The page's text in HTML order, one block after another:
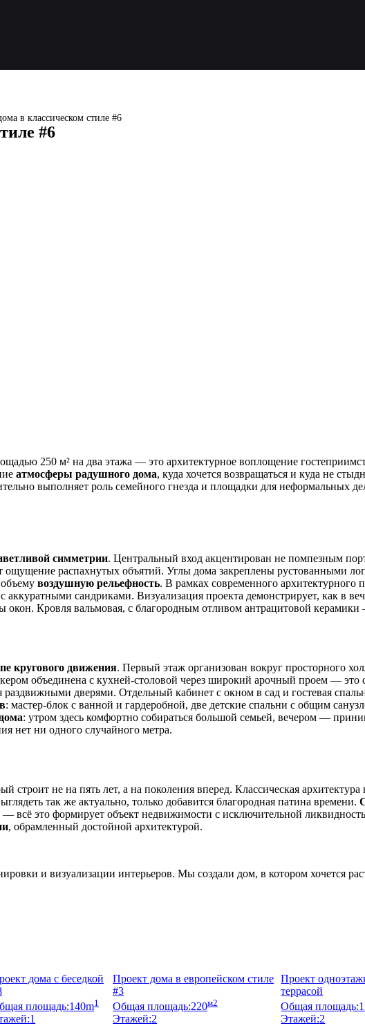
в классическом стиле #6
#6
250 м² на два этажа — это архитектурное воплощение
атмосферы радушного дома, куда хочется возвращаться и куда не
выполняет роль семейного гнезда и площадки для неформальных
симметрии. Центральный вход акцентирован не помпезным
распахнутых объятий. Углы дома закреплены рустованными
воздушную рельефность. В рамках современного архитектурного
сандриками. Визуализация проекта демонстрирует, как в
окон. Кровля вальмовая, с благородным отливом антрацитовой
кругового движения. Первый этаж организован вокруг просторного
объединена с кухней-столовой через широкий арочный проем — это
дверями. Отдельный кабинет с окном в сад и гостевая
: мастер-блок с ванной и гардеробной, две детские спальни с общим
: утром здесь комфортно собираться большой семьей, вечером —
нет ни одного случайного метра.
строит не на пять лет, а на поколения вперед. Классическая
так же актуально, только добавится благородная патина времени.
это формирует объект недвижимости с исключительной
, обрамленный достойной архитектурой.
и визуализации интерьеров. Мы создали дом, в котором хочется
дома с беседкой
площадь:140m1
1
Проект дома в европейском стиле
#3
Общая площадь:220м2
Этажей:2
Проект
террасой
Общая площадь:
Этажей:2